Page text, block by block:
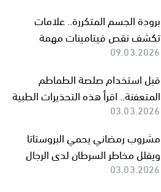
برودة الجسم المتكررة.. علامات
تكشف نقص فيتامينات مهمة
09.03.2026
قبل استخدام صلصة الطماطم
المتعفنة.. اقرأ هذه التحذيرات الطبية
03.03.2026
مشروب رمضاني يحمي البروستاتا
ويقلل مخاطر السرطان لدى الرجال
03.03.2026